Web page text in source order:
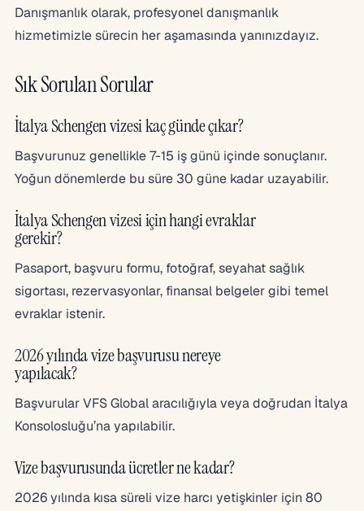
Danışmanlık olarak, profesyonel danışmanlık
hizmetimizle sürecin her aşamasında yanınızdayız.
Sık Sorulan Sorular
İtalya Schengen vizesi kaç günde çıkar?
Başvurunuz genellikle 7-15 iş günü içinde sonuçlanır.
Yoğun dönemlerde bu süre 30 güne kadar uzayabilir.
İtalya Schengen vizesi için hangi evraklar
gerekir?
Pasaport, başvuru formu, fotoğraf, seyahat sağlık
sigortası, rezervasyonlar, finansal belgeler gibi temel
evraklar istenir.
2026 yılında vize başvurusu nereye
yapılacak?
Başvurular VFS Global aracılığıyla veya doğrudan İtalya
Konsolosluğu’na yapılabilir.
Vize başvurusunda ücretler ne kadar?
2026 yılında kısa süreli vize harcı yetişkinler için 80